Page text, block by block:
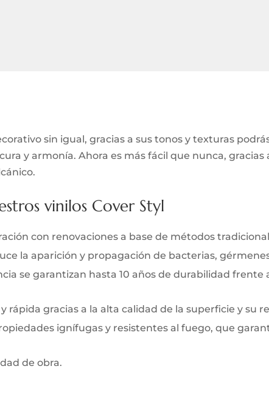
sin igual, gracias a sus tonos y texturas
y armonía. Ahora es más fácil que nunca,
vinilos Cover Styl
con renovaciones a base de métodos
la aparición y propagación de bacterias,
se garantizan hasta 10 años de durabilidad
rápida gracias a la alta calidad de la superficie y su
ignífugas y resistentes al fuego, que
de obra.